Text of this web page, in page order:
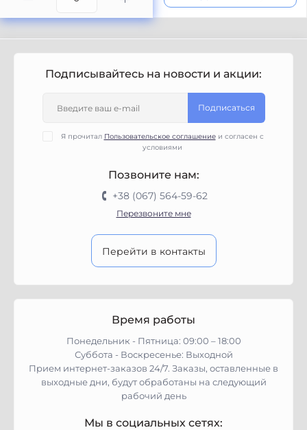
Подписывайтесь на новости и акции:
Подписаться
Я прочитал Пользовательское соглашениеи согласен с
условиями
Позвоните нам:
+38 (067) 564-59-62
Перезвоните мне
Перейти в контакты
Время работы
Понедельник - Пятница: 09:00 – 18:00
Суббота - Воскресенье: Выходной
Прием интернет-заказов 24/7. Заказы, оставленные в
выходные дни, будут обработаны на следующий
рабочий день
Мы в социальных сетях: